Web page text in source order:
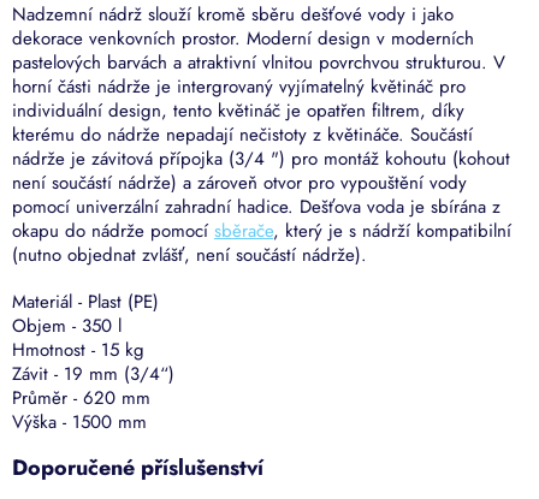
Nadzemní nádrž slouží kromě sběru dešťové vody i jako
dekorace venkovních prostor. Moderní design v moderních
pastelových barvách a atraktivní vlnitou povrchvou strukturou. V
horní části nádrže je intergrovaný vyjímatelný květináč pro
individuální design, tento květináč je opatřen filtrem, díky
kterému do nádrže nepadají nečistoty z květináče. Součástí
nádrže je závitová přípojka (3/4 ") pro montáž kohoutu (kohout
není součástí nádrže) a zároveň otvor pro vypouštění vody
pomocí univerzální zahradní hadice. Dešťova voda je sbírána z
okapu do nádrže pomocí sběrače, který je s nádrží kompatibilní
(nutno objednat zvlášť, není součástí nádrže).
Materiál - Plast (PE)
Objem - 350 l
Hmotnost - 15 kg
Závit - 19 mm (3/4“)
Průměr - 620 mm
Výška - 1500 mm
Doporučené příslušenství